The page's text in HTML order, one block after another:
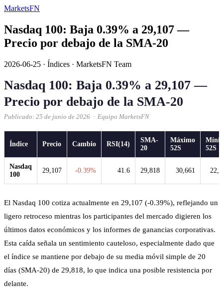
MarketsFN
Nasdaq 100: Baja 0.39% a 29,107 —
Precio por debajo de la SMA-20
2026-06-25 · Índices · MarketsFN Team
Nasdaq 100: Baja 0.39% a 29,107 —
Precio por debajo de la SMA-20
Publicado: 25 de junio de 2026 · Equipo MarketsFN
Índice Precio Cambio RSI(14)
SMA-
20
Máximo
52S
52S
Nasdaq
100
29,107 -0.39% 41.6 29,818 30,661
El Nasdaq 100 cotiza actualmente en 29,107 (-0.39%), reflejando un
ligero retroceso mientras los participantes del mercado digieren los
últimos datos económicos y los informes de ganancias corporativas.
Esta caída señala un sentimiento cauteloso, especialmente dado que
el índice se mantiene por debajo de su media móvil simple de 20
días (SMA-20) de 29,818, lo que indica una posible resistencia por
delante.